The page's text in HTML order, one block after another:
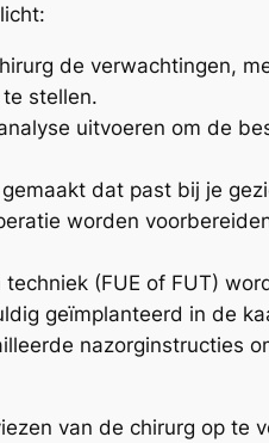
de verwachtingen,
stellen.
uitvoeren om de
dat past bij je
worden
(FUE of FUT)
geïmplanteerd in de
nazorginstructies
van de chirurg op te